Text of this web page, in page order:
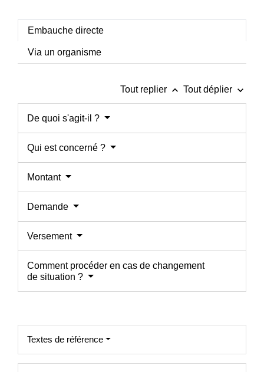
Embauche directe
Via un organisme
Tout replier keyboard_arrow_up Tout déplier keyboard_arrow_down
De quoi s'agit-il ?
Qui est concerné ?
Montant
Demande
Versement
Comment procéder en cas de changement
de situation ?
Textes de référence